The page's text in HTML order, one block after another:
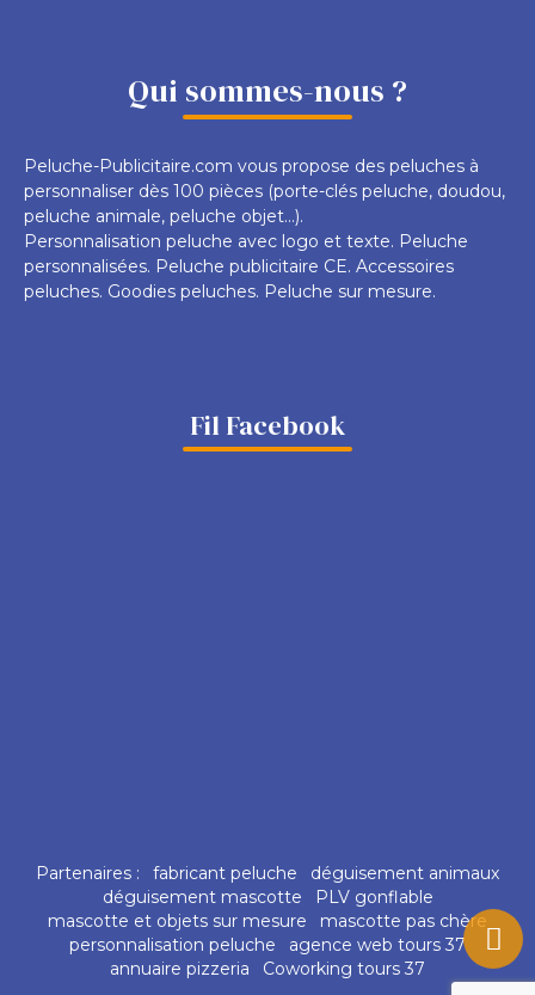
Qui sommes-nous ?
Peluche-Publicitaire.com vous propose des peluches à
personnaliser dès 100 pièces (porte-clés peluche, doudou,
peluche animale, peluche objet...).
Personnalisation peluche avec logo et texte. Peluche
personnalisées. Peluche publicitaire CE. Accessoires
peluches. Goodies peluches. Peluche sur mesure.
Fil Facebook
Partenaires : fabricant peluche
déguisement animaux
déguisement mascotte
PLV gonflable
mascotte et objets sur mesure
mascotte pas chère
personnalisation peluche
agence web tours 37
annuaire pizzeria
Coworking tours 37